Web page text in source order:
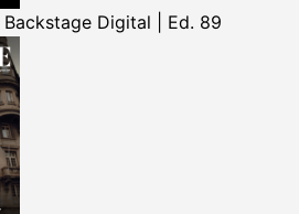
Backstage Digital | Ed. 89